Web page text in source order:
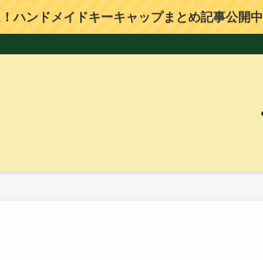
ハンドメイドキーキャップまとめ記事公開中